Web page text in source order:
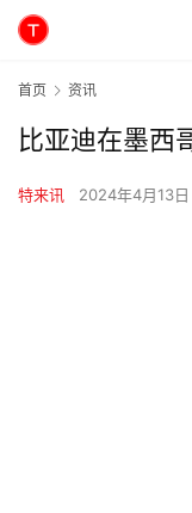
首页 资讯
比亚迪在墨西
特来讯 2024年4月13日